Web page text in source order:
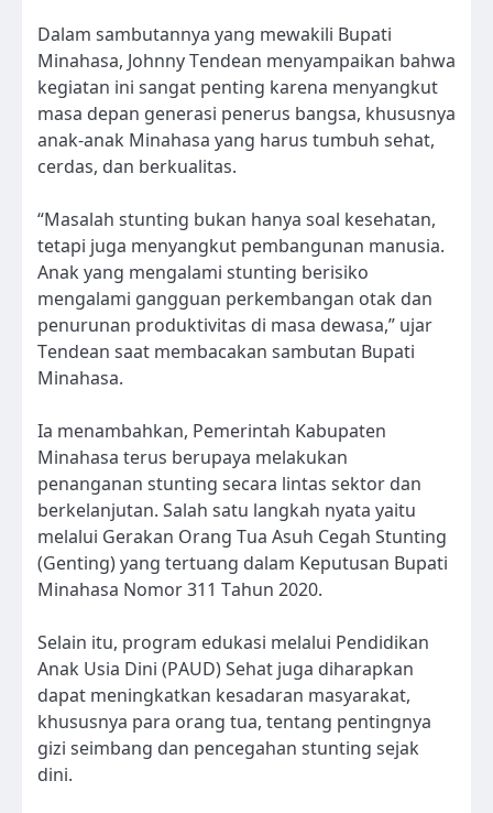
Dalam sambutannya yang mewakili Bupati
Minahasa, Johnny Tendean menyampaikan bahwa
kegiatan ini sangat penting karena menyangkut
masa depan generasi penerus bangsa, khususnya
anak-anak Minahasa yang harus tumbuh sehat,
cerdas, dan berkualitas.
“Masalah stunting bukan hanya soal kesehatan,
tetapi juga menyangkut pembangunan manusia.
Anak yang mengalami stunting berisiko
mengalami gangguan perkembangan otak dan
penurunan produktivitas di masa dewasa,” ujar
Tendean saat membacakan sambutan Bupati
Minahasa.
Ia menambahkan, Pemerintah Kabupaten
Minahasa terus berupaya melakukan
penanganan stunting secara lintas sektor dan
berkelanjutan. Salah satu langkah nyata yaitu
melalui Gerakan Orang Tua Asuh Cegah Stunting
(Genting) yang tertuang dalam Keputusan Bupati
Minahasa Nomor 311 Tahun 2020.
Selain itu, program edukasi melalui Pendidikan
Anak Usia Dini (PAUD) Sehat juga diharapkan
dapat meningkatkan kesadaran masyarakat,
khususnya para orang tua, tentang pentingnya
gizi seimbang dan pencegahan stunting sejak
dini.